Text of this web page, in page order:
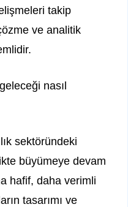
takip
ve analitik
nasıl
sektöründeki
büyümeye devam
hafif, daha verimli
tasarımı ve